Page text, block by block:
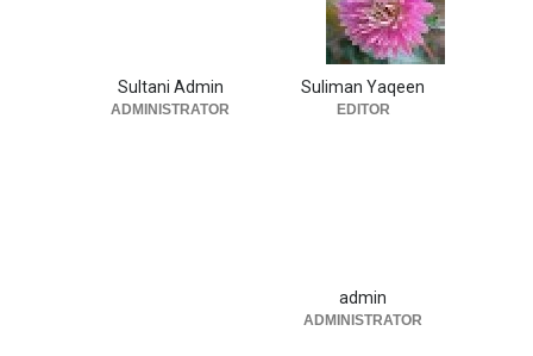
Suliman Yaqeen
EDITOR
Sultani Admin
ADMINISTRATOR
admin
ADMINISTRATOR